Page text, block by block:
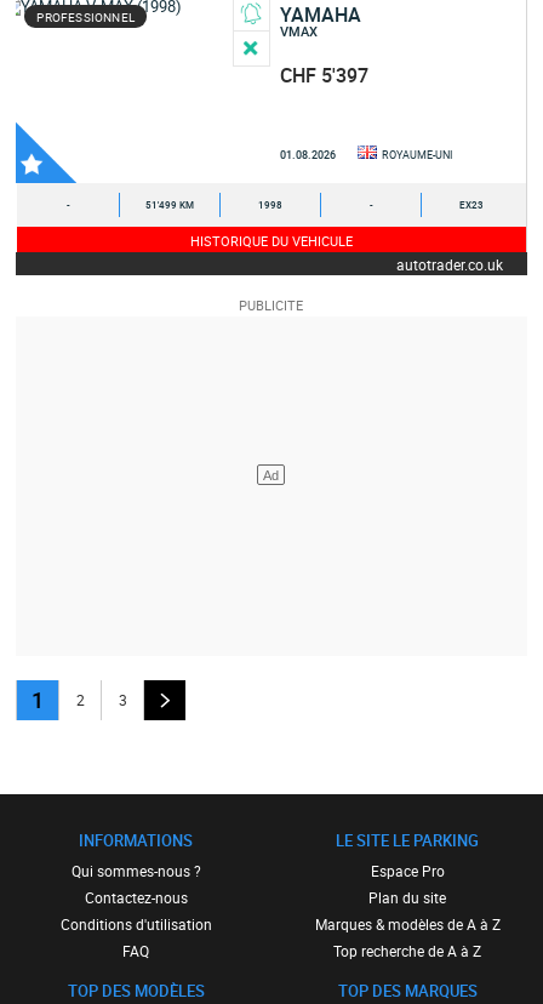
PROFESSIONNEL YAMAHA
VMAX
CHF 5'397
01.08.2026 ROYAUME-UNI
- 51'499 KM 1998 - EX23
HISTORIQUE DU VEHICULE
autotrader.co.uk
1 2 3
INFORMATIONS
Qui sommes-nous ?
Contactez-nous
Conditions d'utilisation
FAQ
TOP DES MODÈLES
LE SITE LE PARKING
Espace Pro
Plan du site
Marques & modèles de A à Z
Top recherche de A à Z
TOP DES MARQUES